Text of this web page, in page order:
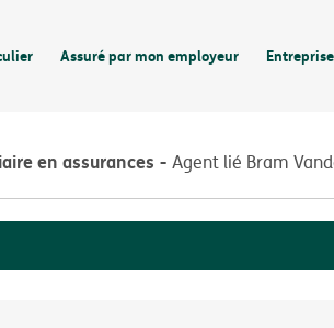
Assuré par mon employeur
en assurances Agent lié Bram